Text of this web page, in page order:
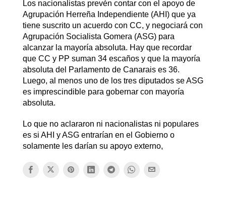
Los nacionalistas prevén contar con el apoyo de
Agrupación Herreña Independiente (AHI) que ya
tiene suscrito un acuerdo con CC, y negociará con
Agrupación Socialista Gomera (ASG) para
alcanzar la mayoría absoluta. Hay que recordar
que CC y PP suman 34 escaños y que la mayoría
absoluta del Parlamento de Canarais es 36.
Luego, al menos uno de los tres diputados se ASG
es imprescindible para gobernar con mayoría
absoluta.
Lo que no aclararon ni nacionalistas ni populares
es si AHI y ASG entrarían en el Gobierno o
solamente les darían su apoyo externo,